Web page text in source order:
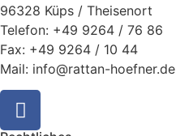
96328 Küps / Theisenort
Telefon: +49 9264 / 76 86
Fax: +49 9264 / 10 44
Mail: info@rattan-hoefner.de